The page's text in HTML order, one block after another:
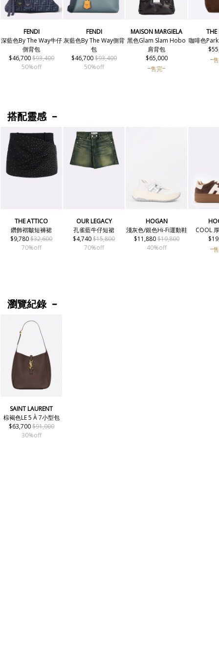
FENDI
深藍色By The Way牛仔
側背包
$46,700$93,400
50%off
FENDI
灰藍色By The Way側背
包
$46,700$93,400
50%off
MAISON MARGIELA
黑色Glam Slam Hobo
肩背包
$65,000
售完
THE
咖啡色
搭配靈感
THE ATTICO
鑽飾褶皺短褲裙
$9,780$32,600
70%off
OUR LEGACY
孔雀藍牛仔短裙
$4,740$15,800
70%off
HOGAN
淺灰色/銀色Hi-Fi運動鞋
$11,880$19,800
40%off
COOL
瀏覽紀錄
SAINT LAURENT
棕褐色LE 5 À 7小型包
$63,700$91,000
30%off